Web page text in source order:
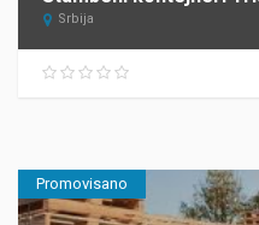
Srbija
Promovisano